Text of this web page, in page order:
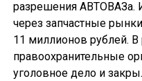
разрешения АВТОВАЗа.
через запчастные
11 миллионов рублей. В
правоохранительные
уголовное дело и